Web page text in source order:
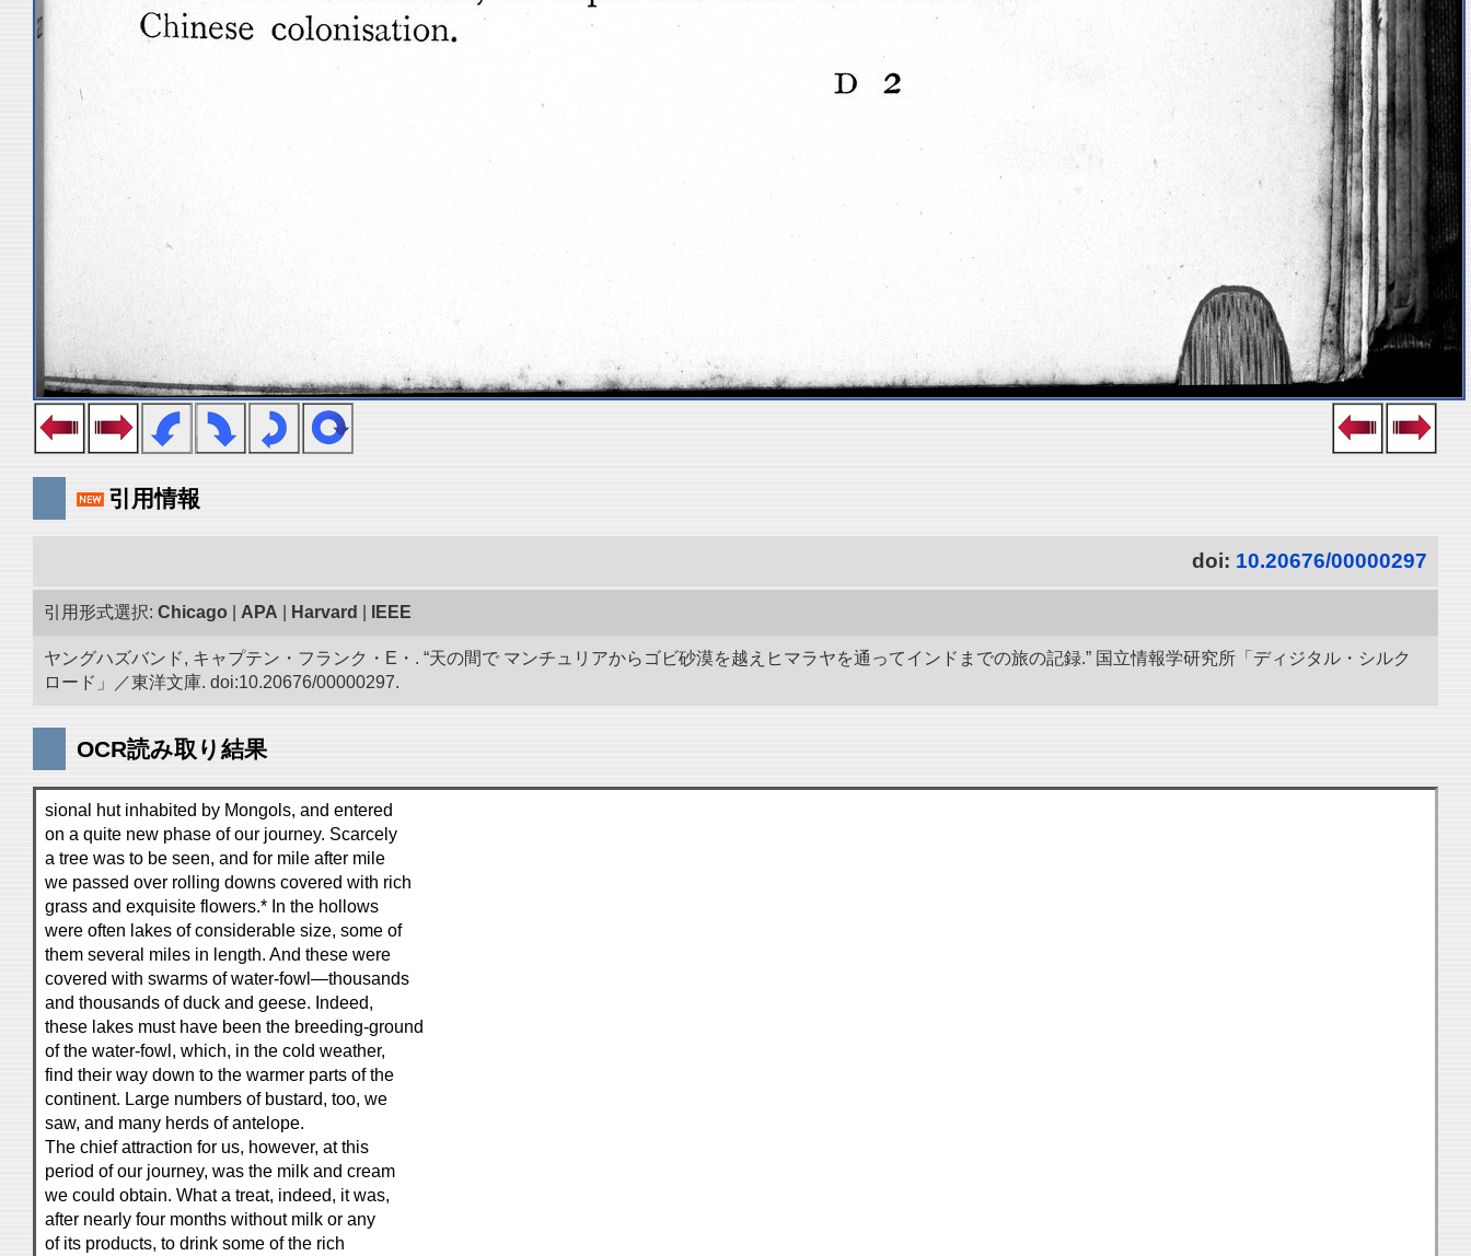
引用情報
doi: 10.20676/00000297
引用形式選択: Chicago APA Harvard IEEE
ヤングハズバンド, キャプテン・フランク・E・. “天の間で マンチュリアからゴビ砂漠を越えヒマラヤを通ってインドまでの旅の記録.” 国立情報学研究所「ディジタル・シルク
ロード」／東洋文庫. doi:10.20676/00000297.
OCR読み取り結果
sional hut inhabited by Mongols, and entered
on a quite new phase of our journey. Scarcely
a tree was to be seen, and for mile after mile
we passed over rolling downs covered with rich
grass and exquisite flowers.* In the hollows
were often lakes of considerable size, some of
them several miles in length. And these were
covered with swarms of water-fowl—thousands
and thousands of duck and geese. Indeed,
these lakes must have been the breeding-ground
of the water-fowl, which, in the cold weather,
find their way down to the warmer parts of the
continent. Large numbers of bustard, too, we
saw, and many herds of antelope.
The chief attraction for us, however, at this
period of our journey, was the milk and cream
we could obtain. What a treat, indeed, it was,
after nearly four months without milk or any
of its products, to drink some of the rich